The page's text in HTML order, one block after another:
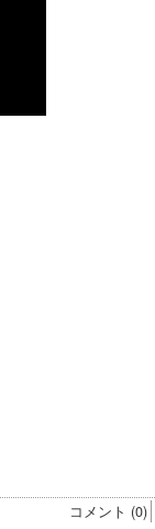
コメント (0)